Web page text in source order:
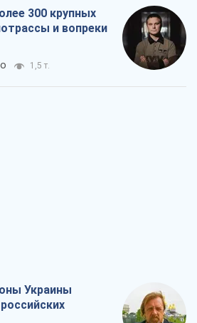
300 крупных
и вопреки
1,5 т.
Украины